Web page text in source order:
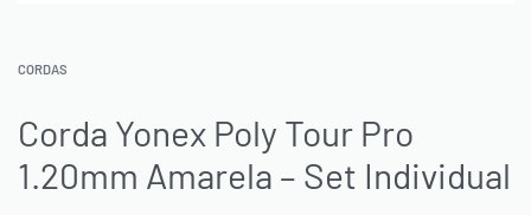
CORDAS
Corda Yonex Poly Tour Pro
1.20mm Amarela – Set Individual